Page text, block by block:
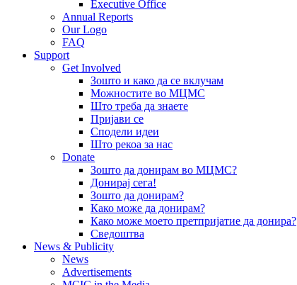
Executive Office
Annual Reports
Our Logo
FAQ
Support
Get Involved
Зошто и како да се вклучам
Можностите во МЦМС
Што треба да знаете
Пријави се
Сподели идеи
Што рекоа за нас
Donate
Зошто да донирам во МЦМС?
Донирај сега!
Зошто да донирам?
Како може да донирам?
Како може моето претпријатие да донира?
Сведоштва
News & Publicity
News
Advertisements